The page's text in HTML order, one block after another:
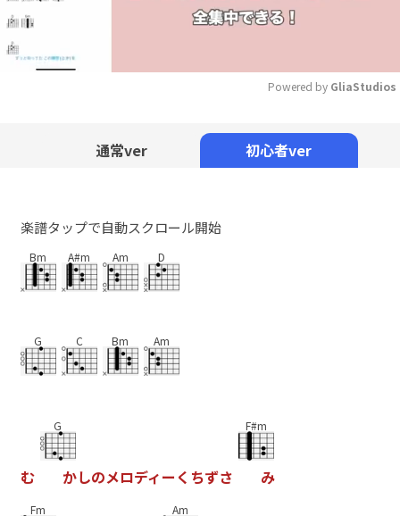
Powered by GliaStudios
通常ver 初心者ver
楽譜タップで自動スクロール開始
Bm A#m Am D
G C Bm Am
む
G
かしのメロディー く ちずさ
F#m
み
Fm Am